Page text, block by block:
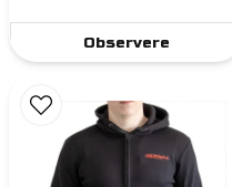
Observere